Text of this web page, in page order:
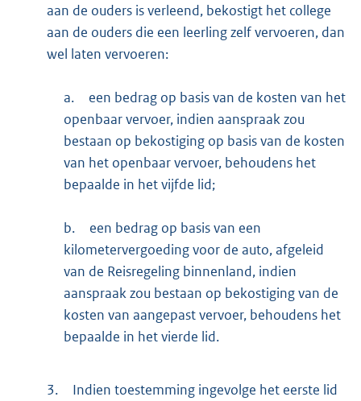
aan de ouders is verleend, bekostigt het college
aan de ouders die een leerling zelf vervoeren, dan
wel laten vervoeren:
a.
een bedrag op basis van de kosten van het
openbaar vervoer, indien aanspraak zou
bestaan op bekostiging op basis van de kosten
van het openbaar vervoer, behoudens het
bepaalde in het vijfde lid;
b.
een bedrag op basis van een
kilometervergoeding voor de auto, afgeleid
van de Reisregeling binnenland, indien
aanspraak zou bestaan op bekostiging van de
kosten van aangepast vervoer, behoudens het
bepaalde in het vierde lid.
3.
Indien toestemming ingevolge het eerste lid